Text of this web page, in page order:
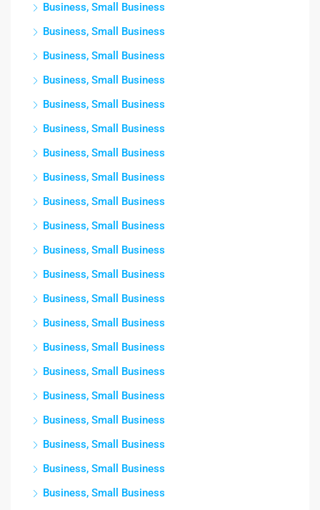
Business, Small Business
Business, Small Business
Business, Small Business
Business, Small Business
Business, Small Business
Business, Small Business
Business, Small Business
Business, Small Business
Business, Small Business
Business, Small Business
Business, Small Business
Business, Small Business
Business, Small Business
Business, Small Business
Business, Small Business
Business, Small Business
Business, Small Business
Business, Small Business
Business, Small Business
Business, Small Business
Business, Small Business